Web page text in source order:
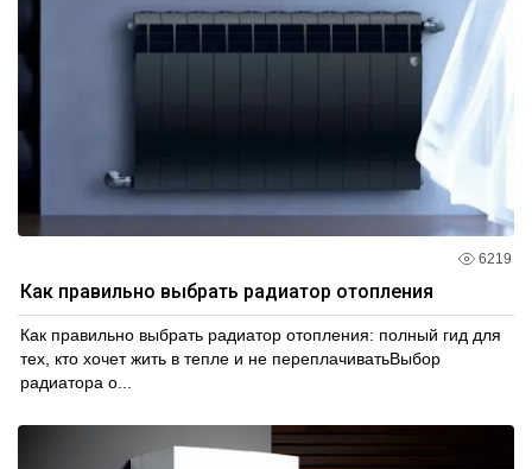
6219
Как правильно выбрать радиатор отопления
Как правильно выбрать радиатор отопления: полный гид для
тех, кто хочет жить в тепле и не переплачиватьВыбор
радиатора о...